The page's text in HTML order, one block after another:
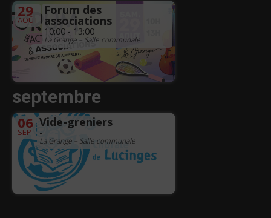
29
AOÛT
Forum des
associations
10:00 - 13:00
La Grange – Salle communale
septembre
06
SEP
Vide-greniers
-
La Grange – Salle communale